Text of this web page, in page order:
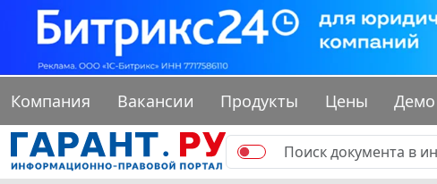
Компания Вакансии Продукты Цены Демо